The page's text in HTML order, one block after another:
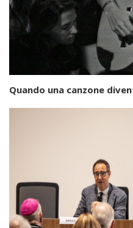
Quando una canzone